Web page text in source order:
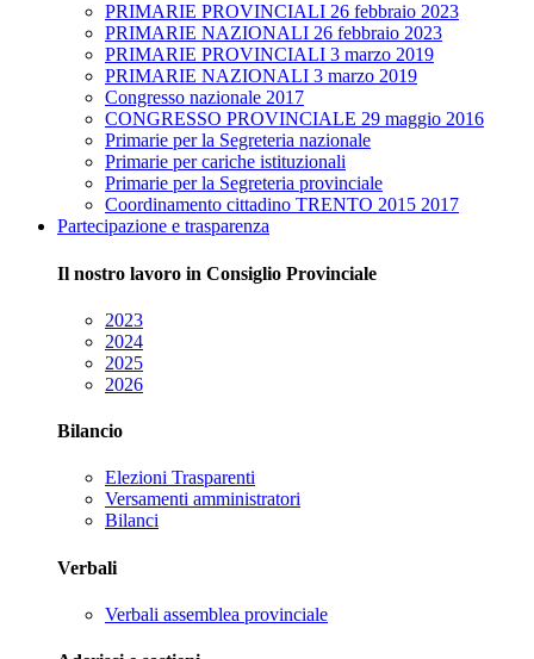
PRIMARIE PROVINCIALI 26 febbraio 2023
PRIMARIE NAZIONALI 26 febbraio 2023
PRIMARIE PROVINCIALI 3 marzo 2019
PRIMARIE NAZIONALI 3 marzo 2019
Congresso nazionale 2017
CONGRESSO PROVINCIALE 29 maggio 2016
Primarie per la Segreteria nazionale
Primarie per cariche istituzionali
Primarie per la Segreteria provinciale
Coordinamento cittadino TRENTO 2015 2017
Partecipazione e trasparenza
Il nostro lavoro in Consiglio Provinciale
2023
2024
2025
2026
Bilancio
Elezioni Trasparenti
Versamenti amministratori
Bilanci
Verbali
Verbali assemblea provinciale